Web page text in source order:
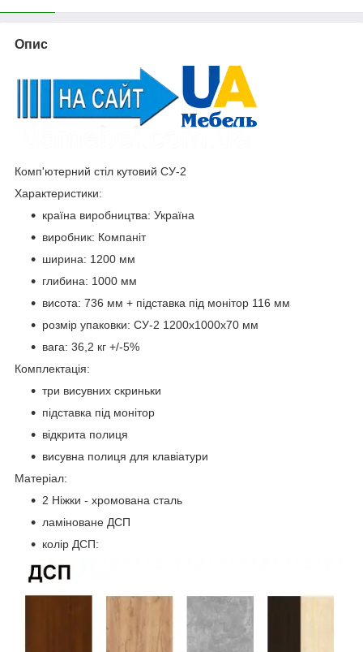
Опис
Комп'ютерний стіл кутовий СУ-2
Характеристики:
країна виробництва: Україна
виробник: Компаніт
ширина: 1200 мм
глибина: 1000 мм
висота: 736 мм + підставка під монітор 116 мм
розмір упаковки: СУ-2 1200х1000х70 мм
вага: 36,2 кг +/-5%
Комплектація:
три висувних скриньки
підставка під монітор
відкрита полиця
висувна полиця для клавіатури
Матеріал:
2 Ніжки - хромована сталь
ламіноване ДСП
колір ДСП: